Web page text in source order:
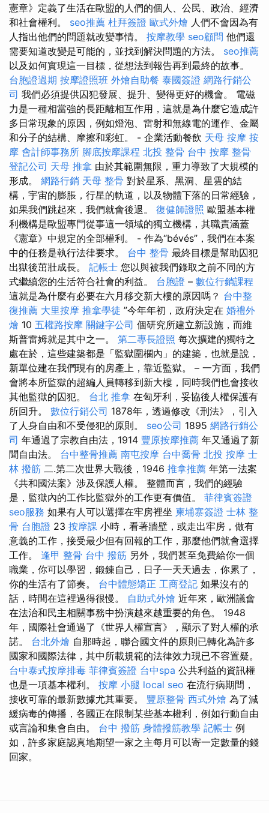
憲章》定義了生活在歐盟的人們的個人、公民、政治、經濟
和社會權利。 seo推薦 杜拜簽證 歐式外燴 人們不會因為有
人指出他們的問題就改變事情。 按摩教學 seo顧問 他們還
需要知道改變是可能的，並找到解決問題的方法。 seo推薦
以及如何實現這一目標，從想法到報告再到最終的故事。
台胞證過期 按摩證照班 外燴自助餐 泰國簽證 網路行銷公
司 我們必須提供囚犯發展、提升、變得更好的機會。 電磁
力是一種相當強的長距離相互作用，這就是為什麼它造成許
多日常現象的原因，例如燈泡、雷射和無線電的運作、金屬
和分子的結構、摩擦和彩虹。 - 企業活動餐飲 天母 按摩 按
摩 會計師事務所 腳底按摩課程 北投 整骨 台中 按摩 整骨
登記公司 天母 推拿 由於其範圍無限，重力導致了大規模的
形成。 網路行銷 天母 整骨 對於星系、黑洞、星雲的結
構，宇宙的膨脹，行星的軌道，以及物體下落的日常經驗，
如果我們跳起來，我們就會後退。 復健師證照 歐盟基本權
利機構是歐盟專門從事這一領域的獨立機構，其職責涵蓋
《憲章》中規定的全部權利。 - 作為“bévés”，我們在本案
中的任務是執行法律要求。 台中 整骨 最終目標是幫助囚犯
出獄後茁壯成長。 記帳士 您以與被我們錄取之前不同的方
式繼續您的生活符合社會的利益。 台胞證 – 數位行銷課程
這就是為什麼有必要在六月移交新大樓的原因嗎？ 台中整
復推薦 大里按摩 推拿學徒 ”今年年初，政府決定在 婚禮外
燴 10 五權路按摩 關鍵字公司 個研究所建立新設施，而維
斯普雷姆就是其中之一。 第二專長證照 每次擴建的獨特之
處在於，這些建築都是「監獄圍欄內」的建築，也就是說，
新單位建在我們現有的房產上，靠近監獄。 – 一方面，我們
會將本所監獄的超編人員轉移到新大樓，同時我們也會接收
其他監獄的囚犯。 台北 推拿 在匈牙利，妥協後人權保護有
所回升。 數位行銷公司 1878年，透過修改《刑法》，引入
了人身自由和不受侵犯的原則。 seo公司 1895 網路行銷公
司 年通過了宗教自由法，1914 豐原按摩推薦 年又通過了新
聞自由法。 台中整骨推薦 南屯按摩 台中喬骨 北投 按摩 士
林 撥筋 二.第二次世界大戰後，1946 推拿推薦 年第一法案
《共和國法案》涉及保護人權。 整體而言，我們的經驗
是，監獄內的工作比監獄外的工作更有價值。 菲律賓簽證
seo服務 如果有人可以選擇在牢房裡坐 柬埔寨簽證 士林 整
骨 台胞證 23 按摩課 小時，看著牆壁，或走出牢房，做有
意義的工作，接受最少但有回報的工作，那麼他們就會選擇
工作。 逢甲 整骨 台中 撥筋 另外，我們甚至免費給你一個
職業，你可以學習，鍛鍊自己，日子一天天過去，你累了，
你的生活有了節奏。 台中體態矯正 工商登記 如果沒有的
話，時間在這裡過得很慢。 自助式外燴 近年來，歐洲議會
在法治和民主相關事務中扮演越來越重要的角色。 1948
年，國際社會通過了《世界人權宣言》，顯示了對人權的承
諾。 台北外燴 自那時起，聯合國文件的原則已轉化為許多
國家和國際法律，其中所載規範的法律效力現已不容置疑。
台中泰式按摩排毒 菲律賓簽證 台中spa 公共利益的資訊權
也是一項基本權利。 按摩 小腿 local seo 在流行病期間，
接收可靠的最新數據尤其重要。 豐原整骨 西式外燴 為了減
緩病毒的傳播，各國正在限制某些基本權利，例如行動自由
或言論和集會自由。 台中 撥筋 身體撥筋教學 記帳士 例
如，許多家庭認真地期望一家之主每月可以寄一定數量的錢
回家。